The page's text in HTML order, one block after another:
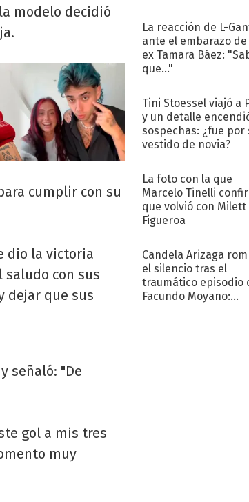
modelo decidió
cumplir con su
dio la victoria
saludo con sus
dejar que sus
señaló: "De
gol a mis tres
muy
La reacción de L-
ante el embarazo de
ex Tamara Báez:
que..."
Tini Stoessel viajó a
y un detalle
sospechas: ¿fue por
vestido de novia?
La foto con la que
Marcelo Tinelli
que volvió con Milett
Figueroa
Candela Arizaga
el silencio tras el
traumático episodio
Facundo Moyano: